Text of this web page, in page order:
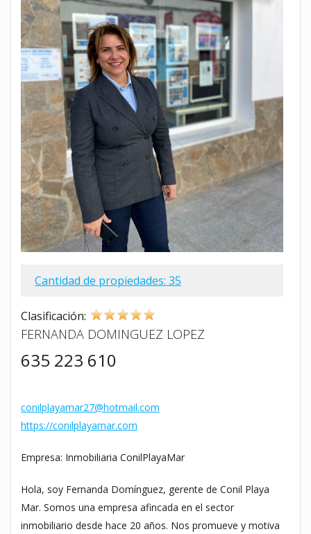
Cantidad de propiedades: 35
Clasificación:
FERNANDA DOMINGUEZ LOPEZ
635 223 610
conilplayamar27@hotmail.com
https://conilplayamar.com
Empresa: Inmobiliaria ConilPlayaMar
Hola, soy Fernanda Domínguez, gerente de Conil Playa
Mar. Somos una empresa afincada en el sector
inmobiliario desde hace 20 años. Nos promueve y motiva